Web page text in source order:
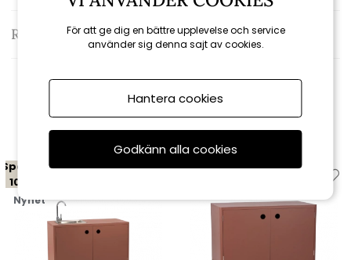
Recensioner
Relaterade produkter
Spara
10%
Nyhet
Spara
För att ge dig en bättre upplevelse och service
använder sig denna sajt av cookies.
Hantera cookies
Godkänn alla cookies